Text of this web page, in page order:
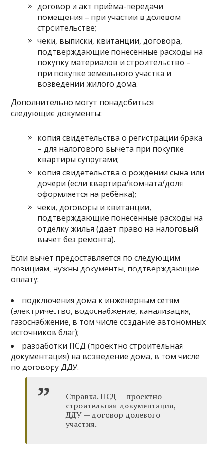
договор и акт приёма-передачи
помещения – при участии в долевом
строительстве;
чеки, выписки, квитанции, договора,
подтверждающие понесённые расходы на
покупку материалов и строительство –
при покупке земельного участка и
возведении жилого дома.
Дополнительно могут понадобиться
следующие документы:
копия свидетельства о регистрации брака
– для налогового вычета при покупке
квартиры супругами;
копия свидетельства о рождении сына или
дочери (если квартира/комната/доля
оформляется на ребёнка);
чеки, договоры и квитанции,
подтверждающие понесённые расходы на
отделку жилья (даёт право на налоговый
вычет без ремонта).
Если вычет предоставляется по следующим
позициям, нужны документы, подтверждающие
оплату:
подключения дома к инженерным сетям
(электричество, водоснабжение, канализация,
газоснабжение, в том числе создание автономных
источников благ);
разработки ПСД (проектно строительная
документация) на возведение дома, в том числе
по договору ДДУ.
Справка. ПСД — проектно
строительная документация,
ДДУ — договор долевого
участия.